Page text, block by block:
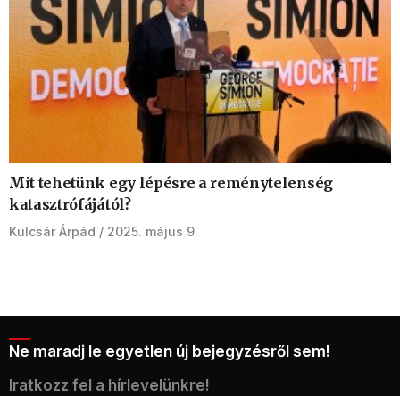
Mit tehetünk egy lépésre a reménytelenség
katasztrófájától?
Kulcsár Árpád 2025. május 9.
Ne maradj le egyetlen új bejegyzésről sem!
Iratkozz fel a hírlevelünkre!